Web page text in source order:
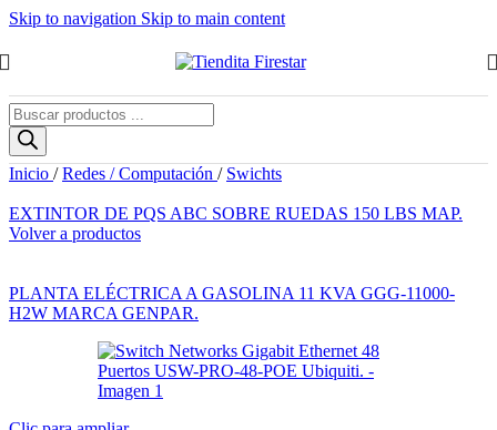
Skip to navigation Skip to main content
Búsqueda
de
productos
Inicio / Redes / Computación / Swichts
EXTINTOR DE PQS ABC SOBRE RUEDAS 150 LBS MAP.
Volver a productos
PLANTA ELÉCTRICA A GASOLINA 11 KVA GGG-11000-
H2W MARCA GENPAR.